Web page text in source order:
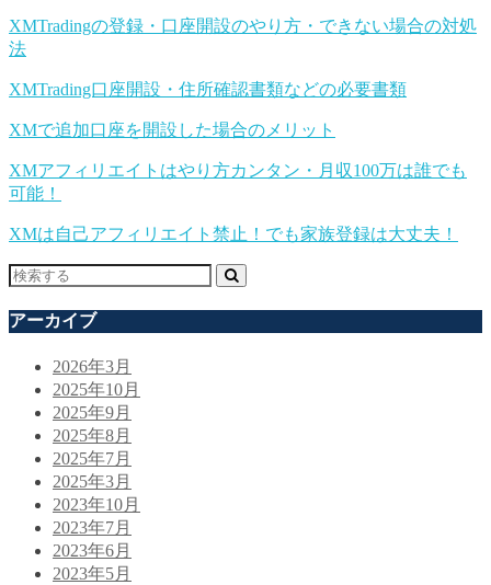
XMTradingの登録・口座開設のやり方・できない場合の対処
法
XMTrading口座開設・住所確認書類などの必要書類
XMで追加口座を開設した場合のメリット
XMアフィリエイトはやり方カンタン・月収100万は誰でも
可能！
XMは自己アフィリエイト禁止！でも家族登録は大丈夫！
アーカイブ
2026年3月
2025年10月
2025年9月
2025年8月
2025年7月
2025年3月
2023年10月
2023年7月
2023年6月
2023年5月